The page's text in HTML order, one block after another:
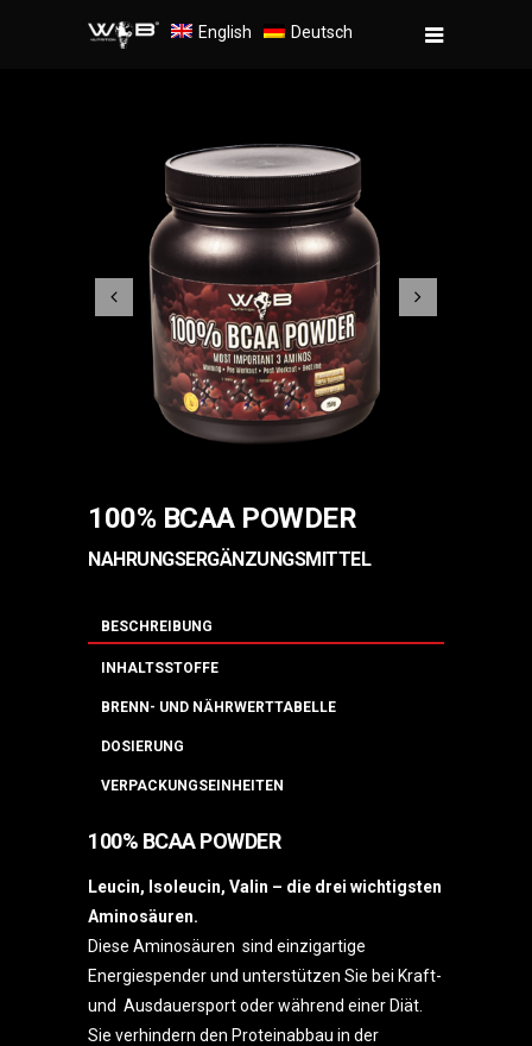
English Deutsch
100% BCAA POWDER
NAHRUNGSERGÄNZUNGSMITTEL
BESCHREIBUNG
INHALTSSTOFFE
BRENN- UND NÄHRWERTTABELLE
DOSIERUNG
VERPACKUNGSEINHEITEN
100% BCAA POWDER
Leucin, Isoleucin, Valin – die drei wichtigsten
Aminosäuren.
Diese Aminosäuren sind einzigartige
Energiespender und unterstützen Sie bei Kraft-
und Ausdauersport oder während einer Diät.
Sie verhindern den Proteinabbau in der